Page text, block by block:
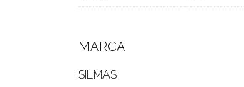
MARCA
SILMAS